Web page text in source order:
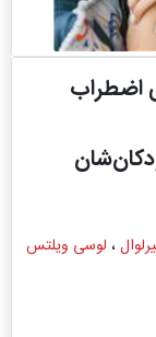
اضطراب
، لوسی ویلتس